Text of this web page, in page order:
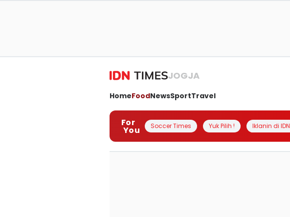
JOGJA
HomeFoodNewsSportTravel
For
You Soccer Times Yuk Pilih ! Iklanin di IDN